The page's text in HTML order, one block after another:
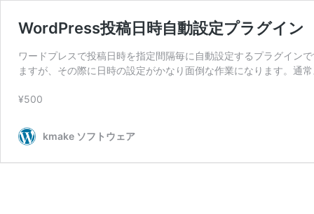
WordPress投稿日時自動設定プラグイン
ワードプレスで投稿日時を指定間隔毎に自動設定するプラグイン
ますが、その際に日時の設定がかなり面倒な作業になります。通
¥500
kmake ソフトウェア